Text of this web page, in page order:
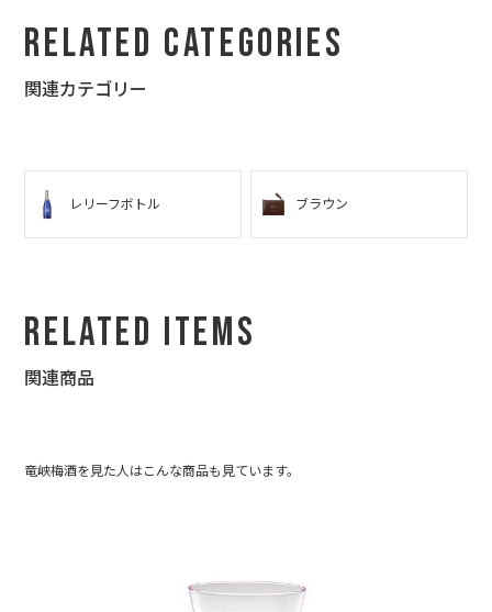
Related Categories
関連カテゴリー
レリーフボトル ブラウン
Related Items
関連商品
竜峡梅酒を見た人はこんな商品も見ています。